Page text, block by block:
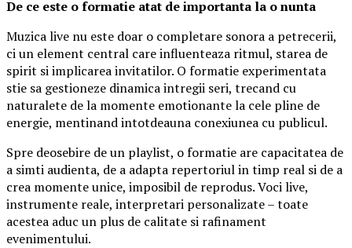
De ce este o formatie atat de importanta la o nunta
Muzica live nu este doar o completare sonora a petrecerii,
ci un element central care influenteaza ritmul, starea de
spirit si implicarea invitatilor. O formatie experimentata
stie sa gestioneze dinamica intregii seri, trecand cu
naturalete de la momente emotionante la cele pline de
energie, mentinand intotdeauna conexiunea cu publicul.
Spre deosebire de un playlist, o formatie are capacitatea de
a simti audienta, de a adapta repertoriul in timp real si de a
crea momente unice, imposibil de reprodus. Voci live,
instrumente reale, interpretari personalizate – toate
acestea aduc un plus de calitate si rafinament
evenimentului.